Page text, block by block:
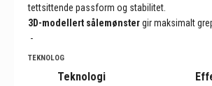
tettsittende passform og stabilitet.
3D-modellert sålemønstergir maksimalt
-
TEKNOLOG
Teknologi